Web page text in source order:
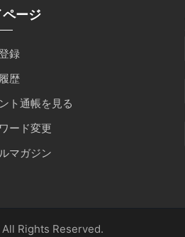
ページ
録
歴
ト通帳を見る
ード変更
マガジン
Rights Reserved.